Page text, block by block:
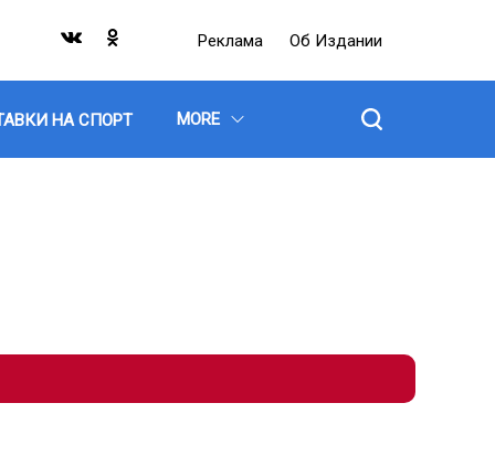
Реклама Об Издании
НА СПОРТ MORE